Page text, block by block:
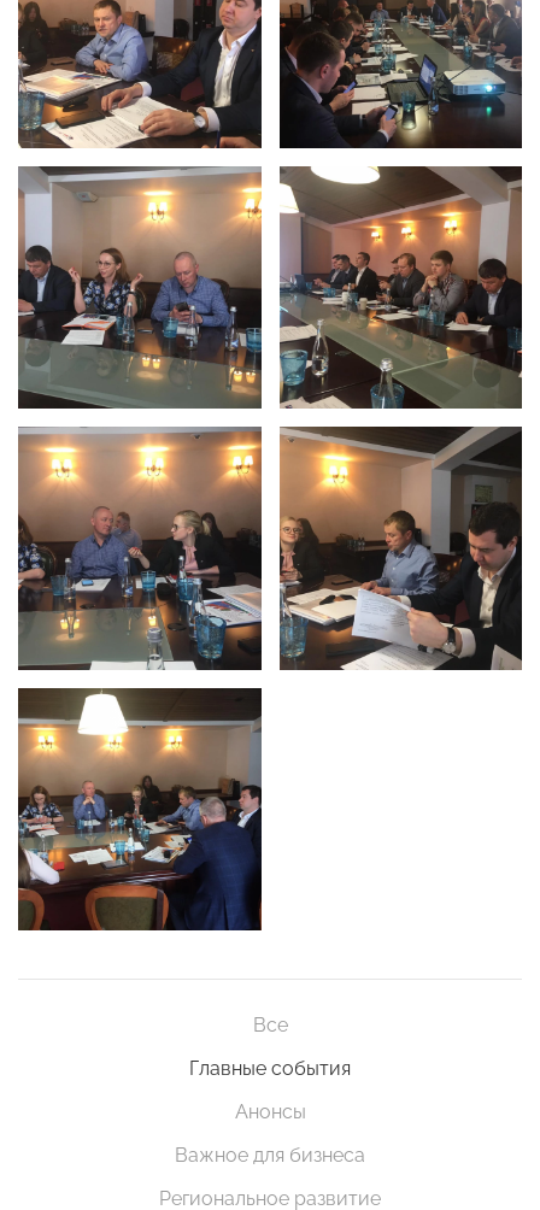
Все
Главные события
Анонсы
Важное для бизнеса
Региональное развитие